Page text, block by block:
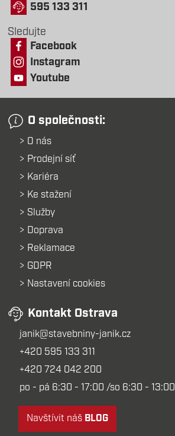
595 133 311
Sledujte
Facebook
Instagram
Youtube
O společnosti:
O nás
Prodejní síť
Kariéra
Ke stažení
Služby
Doprava
Reklamace
GDPR
Nastavení cookies
Kontakt Ostrava
janik@stavebniny-janik.cz
+420 595 133 311
+420 724 042 200
po - pá 6:30 - 17:00 /so 6:30 - 13:00
Navštívit náš BLOG